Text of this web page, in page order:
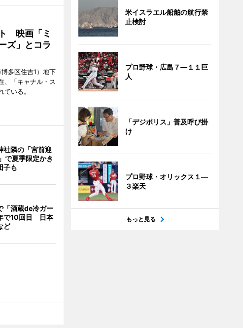
映画「ミ
ズ」とコラ
多区住吉1）地下
、「キャナル・ス
いる。
社隣の「宮前迎
で夏季限定かき
子も
「酒蔵de冷ガー
で10回目 日本
ど
米イスラエル船舶の航行禁
止検討
プロ野球・広島７―１１巨
人
「デジポリス」普及呼び掛
け
プロ野球・オリックス１―
３楽天
もっと見る